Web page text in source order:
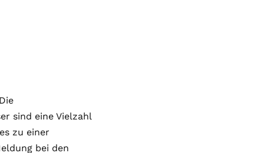
sind eine Vielzahl
zu einer
bei den